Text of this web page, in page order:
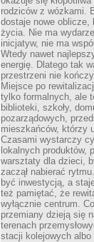
rodziców z wózkami.
dostaje nowe oblicze,
życia. Nie ma
inicjatyw, nie ma
Wtedy nawet
energię. Dlatego tak
przestrzeni nie
Miejsce po
tylko formalnych, ale
biblioteki, szkoły,
pozarządowych,
mieszkańców, którzy
Czasami wystarczy
lokalnych produktów,
warsztaty dla dzieci,
zaczął nabierać
być inwestycją, a
też pamiętać, że
wyłącznie centrum.
przemiany dzieją się
terenach
stacji kolejowych albo